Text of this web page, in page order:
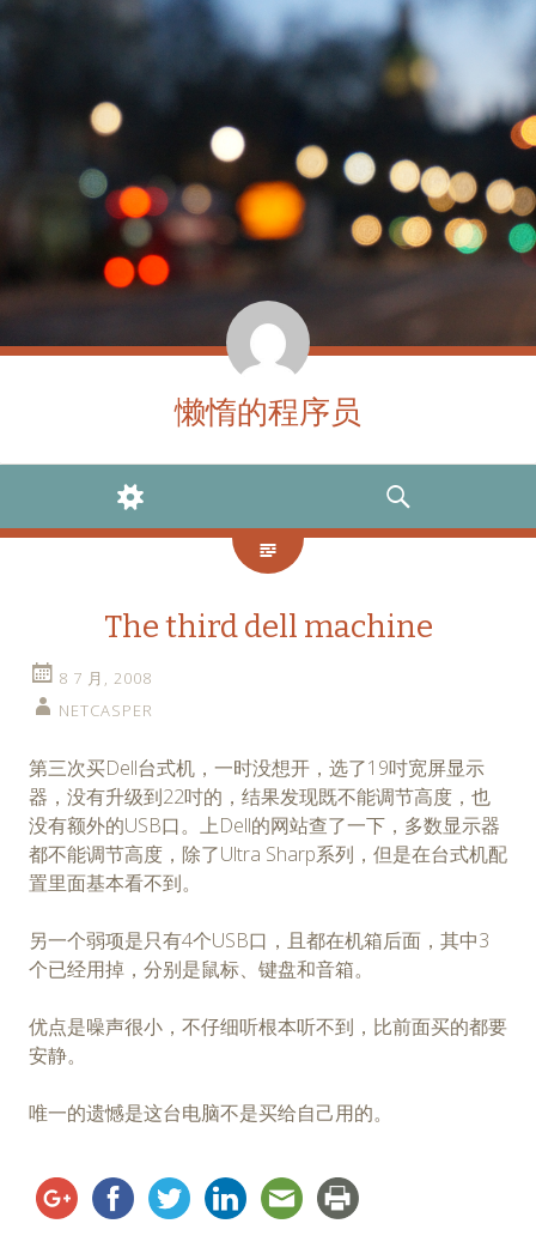
懒惰的程序员
WIDGETS
SEARCH
The third dell machine
8 7 月, 2008
NETCASPER
第三次买Dell台式机，一时没想开，选了19吋宽屏显示
器，没有升级到22吋的，结果发现既不能调节高度，也
没有额外的USB口。上Dell的网站查了一下，多数显示器
都不能调节高度，除了Ultra Sharp系列，但是在台式机配
置里面基本看不到。
另一个弱项是只有4个USB口，且都在机箱后面，其中3
个已经用掉，分别是鼠标、键盘和音箱。
优点是噪声很小，不仔细听根本听不到，比前面买的都要
安静。
唯一的遗憾是这台电脑不是买给自己用的。